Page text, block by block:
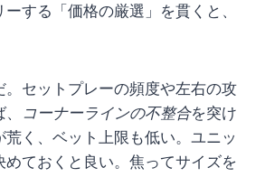
する「価格の厳選」を貫くと、
セットプレーの頻度や左右の攻
コーナーラインの不整合を突け
く、ベット上限も低い。ユニッ
ておくと良い。焦ってサイズを